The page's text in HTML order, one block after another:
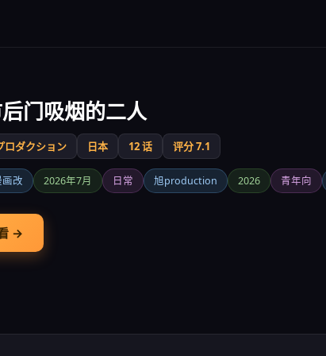
门吸烟的二人
ロダクション 日本 12 话 评分 7.1
改 2026年7月 日常 旭production 2026 青年向
→